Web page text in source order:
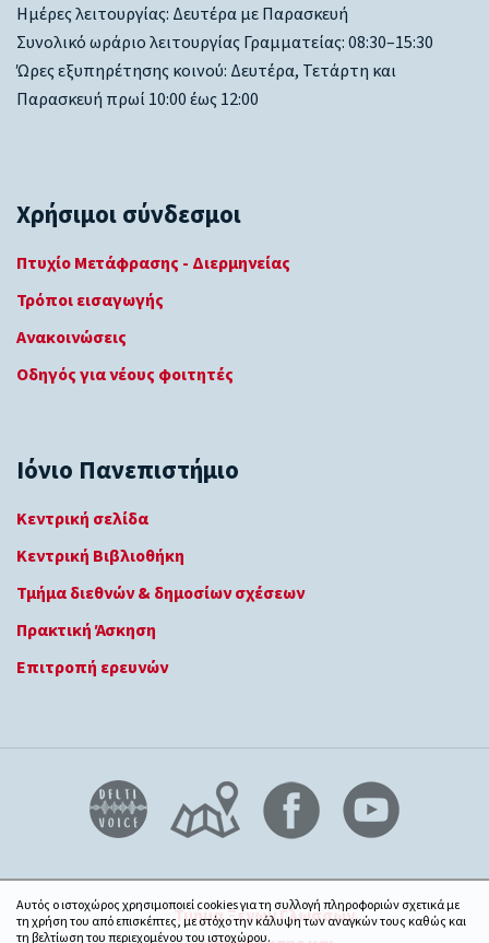
Ημέρες λειτουργίας: Δευτέρα με Παρασκευή
Συνολικό ωράριο λειτουργίας Γραμματείας: 08:30–15:30
Ώρες εξυπηρέτησης κοινού: Δευτέρα, Τετάρτη και
Παρασκευή πρωί 10:00 έως 12:00
Χρήσιμοι σύνδεσμοι
Πτυχίο Μετάφρασης - Διερμηνείας
Τρόποι εισαγωγής
Ανακοινώσεις
Οδηγός για νέους φοιτητές
Ιόνιο Πανεπιστήμιο
Κεντρική σελίδα
Κεντρική Βιβλιοθήκη
Τμήμα διεθνών & δημοσίων σχέσεων
Πρακτική Άσκηση
Επιτροπή ερευνών
Τμήμα Ξένων Γλωσσών,
Αυτός ο ιστοχώρος χρησιμοποιεί cookies για τη συλλογή πληροφοριών σχετικά με
τη χρήση του από επισκέπτες, με στόχο την κάλυψη των αναγκών τους καθώς και
τη βελτίωση του περιεχομένου του ιστοχώρου.